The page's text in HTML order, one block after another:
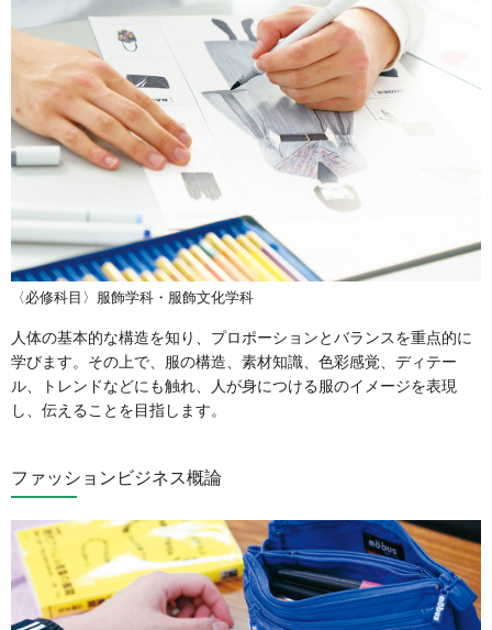
〈必修科目〉服飾学科・服飾文化学科
人体の基本的な構造を知り、プロポーションとバランスを重点的に
学びます。その上で、服の構造、素材知識、色彩感覚、ディテー
ル、トレンドなどにも触れ、人が身につける服のイメージを表現
し、伝えることを目指します。
ファッションビジネス概論